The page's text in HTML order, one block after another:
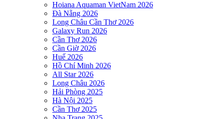
Hoiana Aquaman VietNam 2026
Đà Nẵng 2026
Long Châu Cần Thơ 2026
Galaxy Run 2026
Cần Thơ 2026
Cần Giờ 2026
Huế 2026
Hồ Chí Minh 2026
All Star 2026
Long Châu 2026
Hải Phòng 2025
Hà Nội 2025
Cần Thơ 2025